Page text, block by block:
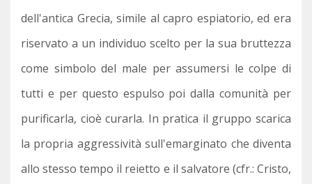
dell'antica Grecia, simile al capro espiatorio, ed era
riservato a un individuo scelto per la sua bruttezza
come simbolo del male per assumersi le colpe di
tutti e per questo espulso poi dalla comunità per
purificarla, cioè curarla. In pratica il gruppo scarica
la propria aggressività sull'emarginato che diventa
allo stesso tempo il reietto e il salvatore (cfr.: Cristo,